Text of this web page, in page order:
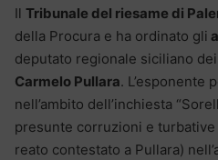
Il Tribunale del riesame di
della Procura e ha ordinato gli
deputato regionale siciliano
Carmelo Pullara. L’esponente
nell’ambito dell’inchiesta
presunte corruzioni e turbative
reato contestato a Pullara)